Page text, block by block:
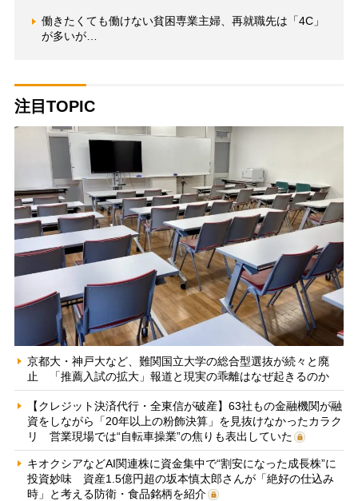
働きたくても働けない貧困専業主婦、再就職先は「4C」
が多いが…
注目TOPIC
京都大・神戸大など、難関国立大学の総合型選抜が続々と廃
止 「推薦入試の拡大」報道と現実の乖離はなぜ起きるのか
【クレジット決済代行・全東信が破産】63社もの金融機関が融
資をしながら「20年以上の粉飾決算」を見抜けなかったカラク
リ 営業現場では“自転車操業”の焦りも表出していた
キオクシアなどAI関連株に資金集中で“割安になった成長株”に
投資妙味 資産1.5億円超の坂本慎太郎さんが「絶好の仕込み
時」と考える防衛・食品銘柄を紹介